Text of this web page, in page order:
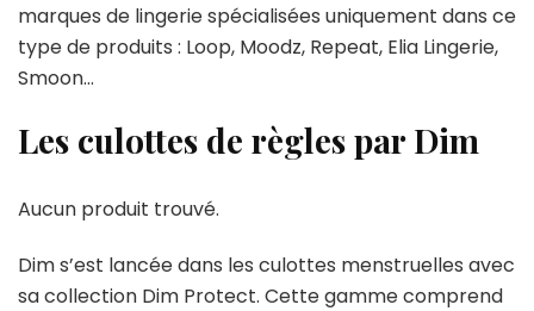
marques de lingerie spécialisées uniquement dans ce
type de produits : Loop, Moodz, Repeat, Elia Lingerie,
Smoon…
Les culottes de règles par Dim
Aucun produit trouvé.
Dim s’est lancée dans les culottes menstruelles avec
sa collection Dim Protect. Cette gamme comprend